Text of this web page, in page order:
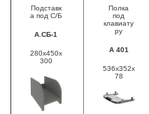
Подставк
а под С/Б
А.СБ-1
280x450x
300
Полка
под
клавиату
ру
А 401
536x352x
78